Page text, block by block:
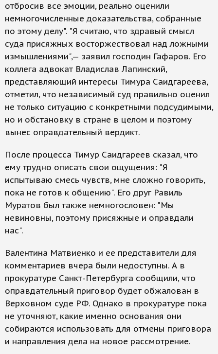
отбросив все эмоции, реально оценили
немногочисленные доказательства, собранные
по этому делу". "Я считаю, что здравый смысл
суда присяжных восторжествовал над ложными
измышлениями",— заявил господин Гафаров. Его
коллега адвокат Владислав Лапинский,
представляющий интересы Тимура Саидгареева,
отметил, что независимый суд правильно оценил
не только ситуацию с конкретными подсудимыми,
но и обстановку в стране в целом и поэтому
вынес оправдательный вердикт.
После процесса Тимур Саидгареев сказал, что
ему трудно описать свои ощущения: "Я
испытываю смесь чувств, мне сложно говорить,
пока не готов к общению". Его друг Равиль
Муратов был также немногословен: "Мы
невиновны, поэтому присяжные и оправдали
нас".
Валентина Матвиенко и ее представители для
комментариев вчера были недоступны. А в
прокуратуре Санкт-Петербурга сообщили, что
оправдательный приговор будет обжалован в
Верховном суде РФ. Однако в прокуратуре пока
не уточняют, какие именно основания они
собираются использовать для отмены приговора
и направления дела на новое рассмотрение.